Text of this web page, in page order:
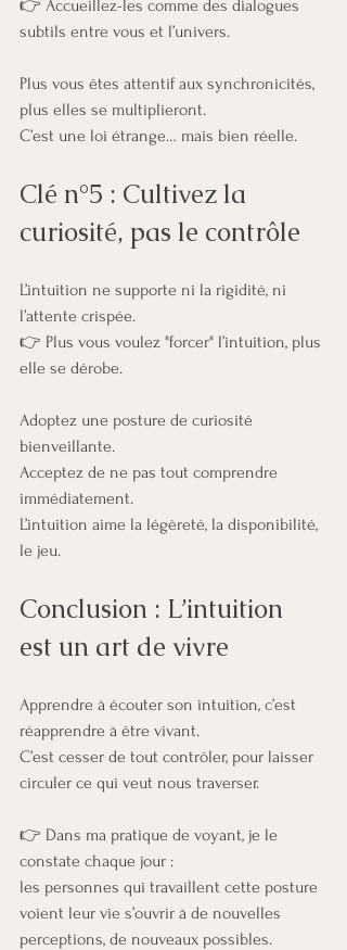
👉 Accueillez-les comme des dialogues
subtils entre vous et l’univers.
Plus vous êtes attentif aux synchronicités,
plus elles se multiplieront.
C’est une loi étrange… mais bien réelle.
Clé n°5 : Cultivez la
curiosité, pas le contrôle
L’intuition ne supporte ni la rigidité, ni
l’attente crispée.
👉 Plus vous voulez "forcer" l’intuition, plus
elle se dérobe.
Adoptez une posture de curiosité
bienveillante.
Acceptez de ne pas tout comprendre
immédiatement.
L’intuition aime la légèreté, la disponibilité,
le jeu.
Conclusion : L’intuition
est un art de vivre
Apprendre à écouter son intuition, c’est
réapprendre à être vivant.
C’est cesser de tout contrôler, pour laisser
circuler ce qui veut nous traverser.
👉 Dans ma pratique de voyant, je le
constate chaque jour :
les personnes qui travaillent cette posture
voient leur vie s’ouvrir à de nouvelles
perceptions, de nouveaux possibles.